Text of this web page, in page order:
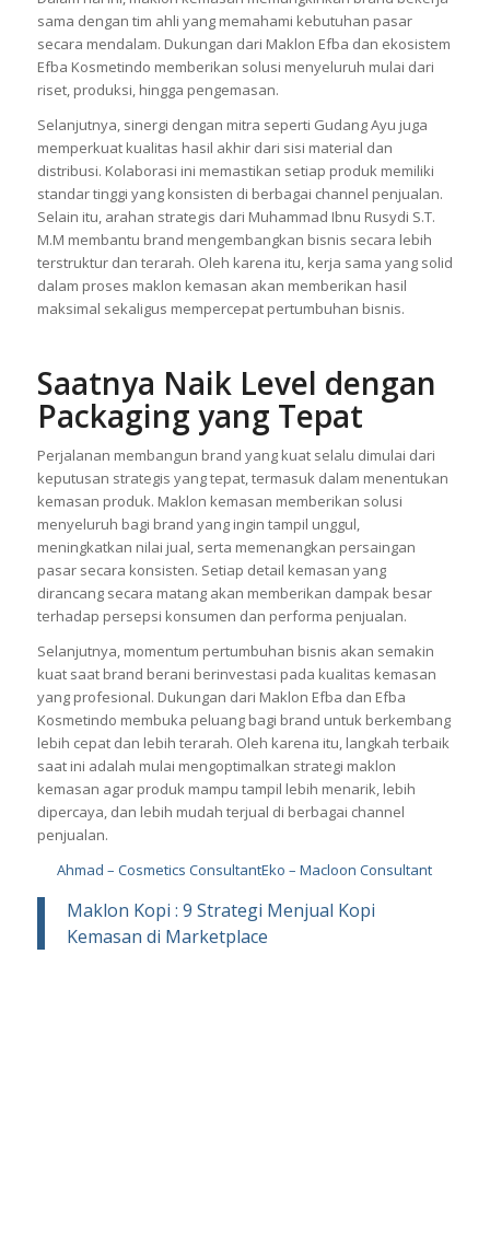
Keberhasilan sebuah produk tidak terlepas dari kolaborasi
yang tepat dengan partner profesional yang berpengalaman.
Dalam hal ini, maklon kemasan memungkinkan brand bekerja
sama dengan tim ahli yang memahami kebutuhan pasar
Efba Kosmetindo memberikan solusi menyeluruh mulai dari
riset, produksi, hingga pengemasan.
Selanjutnya, sinergi dengan mitra seperti Gudang Ayu juga
memperkuat kualitas hasil akhir dari sisi material dan
distribusi. Kolaborasi ini memastikan setiap produk memiliki
standar tinggi yang konsisten di berbagai channel penjualan.
Selain itu, arahan strategis dari Muhammad Ibnu Rusydi S.T.
M.M membantu brand mengembangkan bisnis secara lebih
maksimal sekaligus mempercepat pertumbuhan bisnis.
Saatnya Naik Level dengan
Packaging yang Tepat
Perjalanan membangun brand yang kuat selalu dimulai dari
keputusan strategis yang tepat, termasuk dalam menentukan
kemasan produk. Maklon kemasan memberikan solusi
menyeluruh bagi brand yang ingin tampil unggul,
meningkatkan nilai jual, serta memenangkan persaingan
dirancang secara matang akan memberikan dampak besar
terhadap persepsi konsumen dan performa penjualan.
Selanjutnya, momentum pertumbuhan bisnis akan semakin
kuat saat brand berani berinvestasi pada kualitas kemasan
yang profesional. Dukungan dari Maklon Efba dan Efba
Kosmetindo membuka peluang bagi brand untuk berkembang
lebih cepat dan lebih terarah. Oleh karena itu, langkah terbaik
saat ini adalah mulai mengoptimalkan strategi maklon
dipercaya, dan lebih mudah terjual di berbagai channel
penjualan.
Ahmad – Cosmetics ConsultantEko – Macloon Consultant